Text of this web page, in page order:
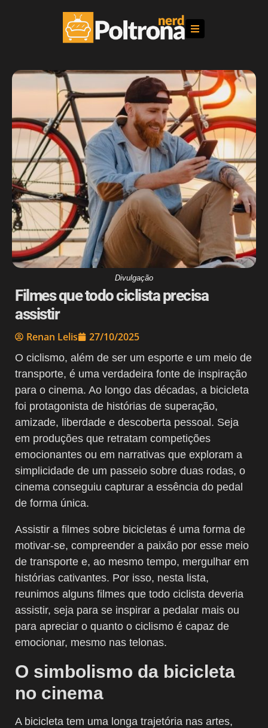
Divulgação
Filmes que todo ciclista precisa
assistir
Renan Lelis 27/10/2025
O ciclismo, além de ser um esporte e um meio de
transporte, é uma verdadeira fonte de inspiração
para o cinema. Ao longo das décadas, a bicicleta
foi protagonista de histórias de superação,
amizade, liberdade e descoberta pessoal. Seja
em produções que retratam competições
emocionantes ou em narrativas que exploram a
simplicidade de um passeio sobre duas rodas, o
cinema conseguiu capturar a essência do pedal
de forma única.
Assistir a filmes sobre bicicletas é uma forma de
motivar-se, compreender a paixão por esse meio
de transporte e, ao mesmo tempo, mergulhar em
histórias cativantes. Por isso, nesta lista,
reunimos alguns filmes que todo ciclista deveria
assistir, seja para se inspirar a pedalar mais ou
para apreciar o quanto o ciclismo é capaz de
emocionar, mesmo nas telonas.
O simbolismo da bicicleta
no cinema
A bicicleta tem uma longa trajetória nas artes,